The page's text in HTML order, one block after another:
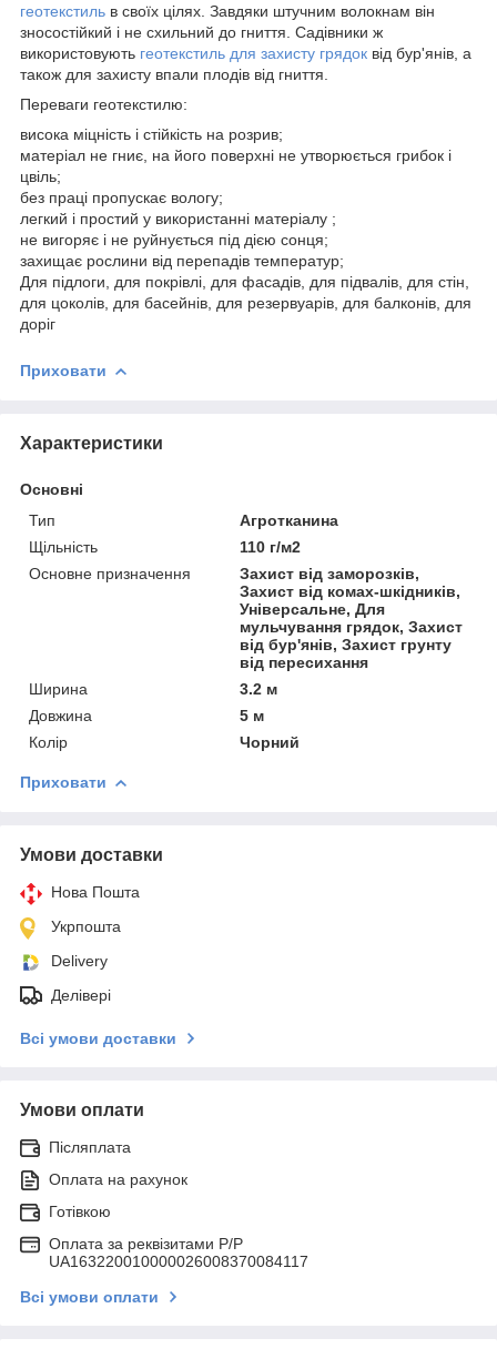
геотекстиль в своїх цілях. Завдяки штучним волокнам він
зносостійкий і не схильний до гниття. Садівники ж
використовують геотекстиль для захисту грядок від бур'янів, а
також для захисту впали плодів від гниття.
Переваги геотекстилю:
висока міцність і стійкість на розрив;
матеріал не гниє, на його поверхні не утворюється грибок і
цвіль;
без праці пропускає вологу;
легкий і простий у використанні матеріалу ;
не вигоряє і не руйнується під дією сонця;
захищає рослини від перепадів температур;
Для підлоги, для покрівлі, для фасадів, для підвалів, для стін,
для цоколів, для басейнів, для резервуарів, для балконів, для
доріг
Приховати
Характеристики
Основні
Тип
Агротканина
Щільність
110 г/м2
Основне призначення
Захист від заморозків,
Захист від комах-шкідників,
Універсальне, Для
мульчування грядок, Захист
від бур'янів, Захист грунту
від пересихання
Ширина
3.2 м
Довжина
5 м
Колір
Чорний
Приховати
Умови доставки
Нова Пошта
Укрпошта
Delivery
Делівері
Всі умови доставки
Умови оплати
Післяплата
Оплата на рахунок
Готівкою
Оплата за реквізитами P/Р
UA163220010000026008370084117
Всі умови оплати